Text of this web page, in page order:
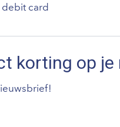
card
korting op je